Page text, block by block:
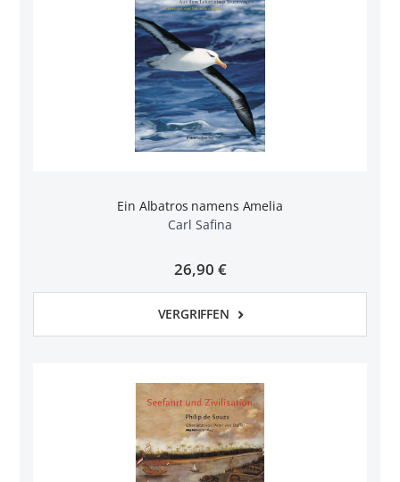
Ein Albatros namens Amelia
Carl Safina
26,90 €
VERGRIFFEN